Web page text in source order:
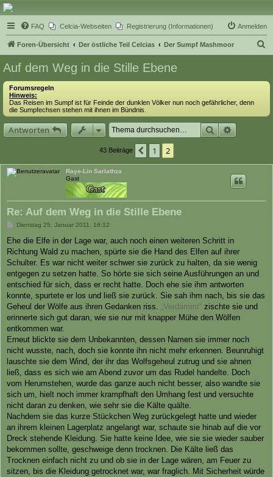
Celcia - eine Welt der
Fantasy
FAQ Celcia-Webseiten Registrierung (Informationen) Anmelden
Foren-Übersicht Der östliche Teil Celcias Der Sumpf Mashmoor
Auf dem Weg in die Stille Ebene
Forumsregeln
Hinweis:
Das Reisen im Sumpf ist für Feinde der dunklen Völker nun noch gefährlicher, denn
die Sumpfechsen stehen mit ihnen im Bündnis.
Antworten SucheErweiterte
43 Beiträge Vorherige
1 2
Raye-Lin Sarlathza
Gast
Re: Auf dem Weg in die Stille Ebene
B
i
r
a
Dienstag 25. Januar 2011, 16:12
Ehe die Elfe in der Lage war, auch noch einen weiteren Schritt in
Richtung Wald zu machen, spürte sie die Hand des Elfen auf ihrer
Schulter. Es war nicht weiter schwer sie zurück zu halten, da sie wenig
entgegen zu setzen hatte. So hörte sie sich seine Ausführungen an und
entschied für sich, dass er recht hatte. Doch ehe sie ihm antworten
konnte, spurtete er los und ließ sie zurück. Sie sah ihm nach, bis sie das
Geheul der Wölfe aus ihren Gedanken riss. „Verdammt“ zischte sie und
erinnerte sich gut daran, wie sie nur mit knapper Mühe den Wölfen
entkommen war.
Erneut blickte sie dem Unbekannten, dessen Namen sie immer noch
nicht wusste, nach, doch sie konnte ihn nicht mehr erkennen. Beunruhigt
lauschte sie dem Wind, der ihr das Wolfsgeheul zutrug und sie ahnen
ließ, dass es sich wie am Abend zuvor um das Rudel handelte. Doch
vom Herumstehen, wurde das ganze auch nicht besser, also wandte sie
sich um, hielt noch immer krampfhaft den Umhang fest und versuchte
nicht daran zu denken, wie sehr sie die Kälte quälte.
Nachdem sie das kurze Stückchen Weg zurückgelegt hatte und wieder
an ihrem kleinen Lagerplatz angelangt war, schaute sie hinab auf die vor
Dreck stehende Kleidung. Sie hatte keine Idee, wie sie sie wieder sauber
bekommen sollte, geschweige denn trocknen. Die Kälte ließ das
Trocknen einfach nicht zu und ob sie in der Lage wären, am Feuer zu
sitzen, bis die Kleidung getrocknet war, war fraglich. Mit Sicherheit würde